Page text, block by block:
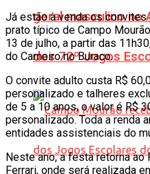
geral masculino no
dos 72º Jogos
Já estão à venda os
prato típico de Campo
13 de julho, a partir das
do Carneiro no Buraco.
O convite adulto custa R$
personalizado e talheres
de 5 a 10 anos, o valor é R$
personalizado. Toda a renda
entidades assistenciais do
Neste ano, a festa retorna
Ferrari, onde será realizada